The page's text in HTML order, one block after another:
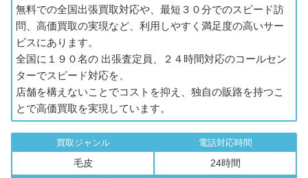
無料での全国出張買取対応や、最短３０分でのスピード訪
問、高価買取の実現など、利用しやすく満足度の高いサー
ビスにあります。
全国に１９０名の 出張査定員、２４時間対応のコールセン
ターでスピード対応を、
店舗を構えないことでコストを抑え、独自の販路を持つこ
とで高価買取を実現しています。
買取ジャンル
毛皮
電話対応時間
24時間